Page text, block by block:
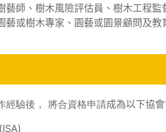
藝師、樹木風險評估員、樹木工程
藝或樹木專家、園藝或園景顧問及教
經驗後， 將合資格申請成為以下協